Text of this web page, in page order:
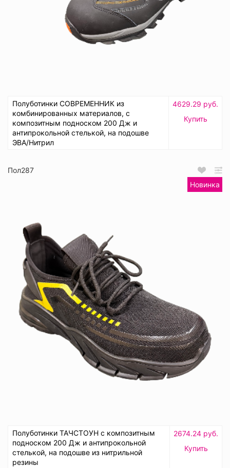
Полуботинки СОВРЕМЕННИК из
комбинированных материалов, с
композитным подноском 200 Дж и
антипрокольной стелькой, на подошве
ЭВА/Нитрил
4629.29 руб.
Купить
Пол287
Новинка
Полуботинки ТАЧСТОУН с композитным
подноском 200 Дж и антипрокольной
стелькой, на подошве из нитрильной
резины
2674.24 руб.
Купить